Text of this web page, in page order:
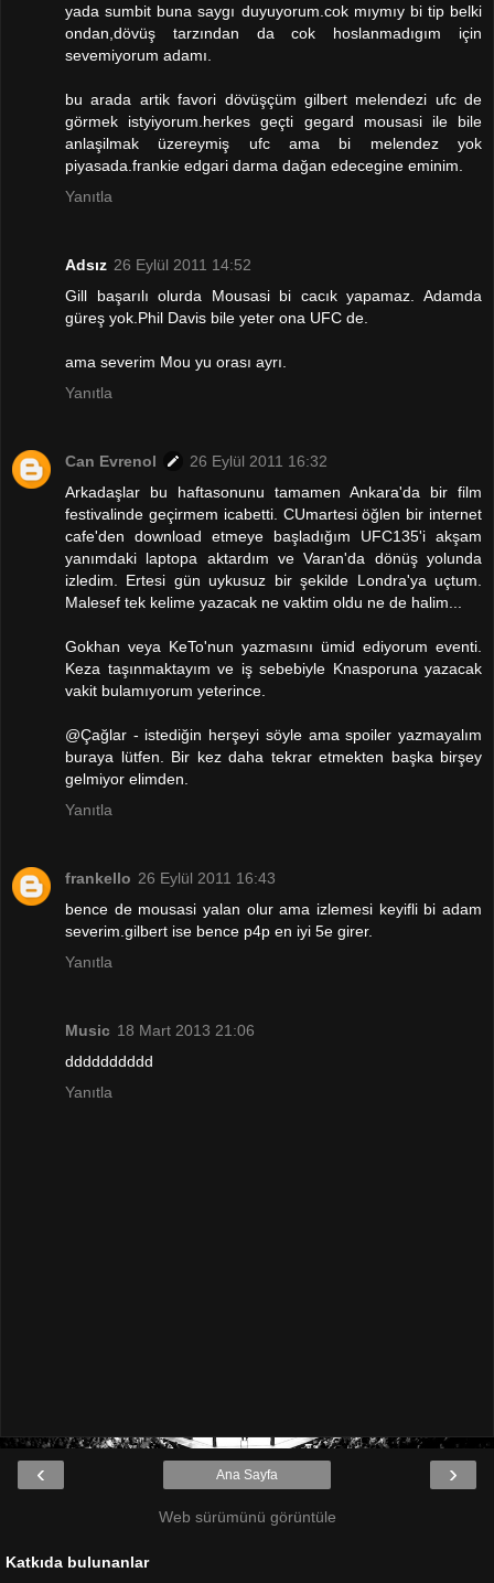
yada sumbit buna saygı duyuyorum.cok mıymıy bi tip belki
ondan,dövüş tarzından da cok hoslanmadıgım için
sevemiyorum adamı.
bu arada artik favori dövüşçüm gilbert melendezi ufc de
görmek istyiyorum.herkes geçti gegard mousasi ile bile
anlaşilmak üzereymiş ufc ama bi melendez yok
piyasada.frankie edgari darma dağan edecegine eminim.
Yanıtla
Adsız 26 Eylül 2011 14:52
Gill başarılı olurda Mousasi bi cacık yapamaz. Adamda
güreş yok.Phil Davis bile yeter ona UFC de.
ama severim Mou yu orası ayrı.
Yanıtla
Can Evrenol
26 Eylül 2011 16:32
Arkadaşlar bu haftasonunu tamamen Ankara'da bir film
festivalinde geçirmem icabetti. CUmartesi öğlen bir internet
cafe'den download etmeye başladığım UFC135'i akşam
yanımdaki laptopa aktardım ve Varan'da dönüş yolunda
izledim. Ertesi gün uykusuz bir şekilde Londra'ya uçtum.
Malesef tek kelime yazacak ne vaktim oldu ne de halim...
Gokhan veya KeTo'nun yazmasını ümid ediyorum eventi.
Keza taşınmaktayım ve iş sebebiyle Knasporuna yazacak
vakit bulamıyorum yeterince.
@Çağlar - istediğin herşeyi söyle ama spoiler yazmayalım
buraya lütfen. Bir kez daha tekrar etmekten başka birşey
gelmiyor elimden.
Yanıtla
frankello 26 Eylül 2011 16:43
bence de mousasi yalan olur ama izlemesi keyifli bi adam
severim.gilbert ise bence p4p en iyi 5e girer.
Yanıtla
Music 18 Mart 2013 21:06
dddddddddd
Yanıtla
‹ ›
Ana Sayfa
Web sürümünü görüntüle
Katkıda bulunanlar